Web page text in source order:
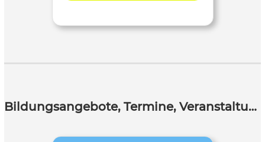
Bildungsangebote, Termine, Veranstaltungen